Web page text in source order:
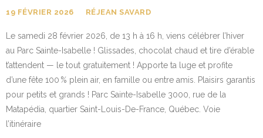
19 FÉVRIER 2026 RÉJEAN SAVARD
Le samedi 28 février 2026, de 13 h à 16 h, viens célébrer l’hiver
au Parc Sainte-Isabelle ! Glissades, chocolat chaud et tire d’érable
t’attendent — le tout gratuitement ! Apporte ta luge et profite
d’une fête 100 % plein air, en famille ou entre amis. Plaisirs garantis
pour petits et grands ! Parc Sainte-Isabelle 3000, rue de la
Matapédia, quartier Saint-Louis-De-France, Québec. Voie
l’itinéraire